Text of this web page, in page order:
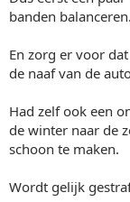
banden balanceren.
En zorg er voor
de naaf van de
Had zelf ook een
de winter naar de
schoon te maken.
Wordt gelijk